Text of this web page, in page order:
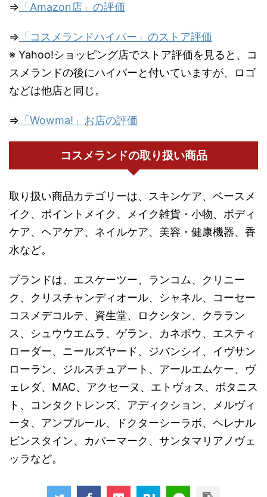
⇒ 「Amazon店」の評価
⇒ 「コスメランドハイパー」のストア評価
※ Yahoo!ショッピング店でストア評価を見ると、コ
スメランドの後にハイパーと付いていますが、ロゴ
などは他店と同じ。
⇒ 「Wowma!」お店の評価
コスメランドの取り扱い商品
取り扱い商品カテゴリーは、スキンケア、ベースメ
イク、ポイントメイク、メイク雑貨・小物、ボディ
ケア、ヘアケア、ネイルケア、美容・健康機器、香
水など。
ブランドは、エスケーツー、ランコム、クリニー
ク、クリスチャンディオール、シャネル、コーセー
コスメデコルテ、資生堂、ロクシタン、クララン
ス、シュウウエムラ、ゲラン、カネボウ、エスティ
ローダー、ニールズヤード、ジバンシイ、イヴサン
ローラン、ジルスチュアート、アールエムケー、ヴ
ェレダ、MAC、アクセーヌ、エトヴォス、ボタニス
ト、コンタクトレンズ、アディクション、メルヴィ
ータ、アンプルール、ドクターシーラボ、ヘレナル
ビンスタイン、カバーマーク、サンタマリアノヴェ
ッラなど。